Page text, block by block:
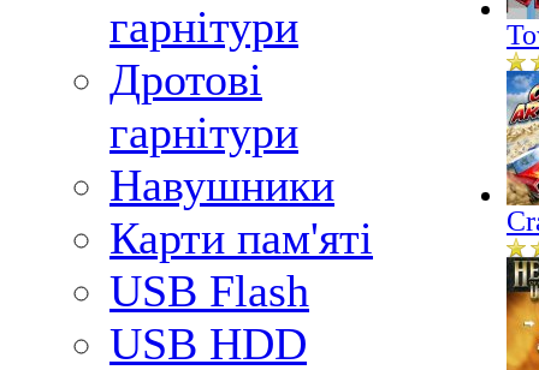
гарнітури
Дротові
гарнітури
Навушники
Карти пам'яті
USB Flash
USB HDD